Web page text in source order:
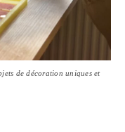
de décoration uniques et